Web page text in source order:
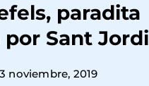
paradita
Sant Jordi
noviembre, 2019